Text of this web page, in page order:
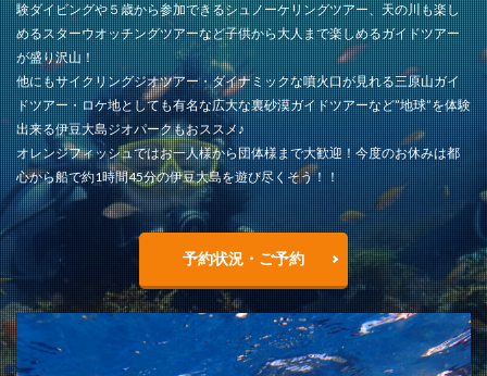
験ダイビングや５歳から参加できるシュノーケリングツアー、天の川も楽し
めるスターウオッチングツアーなど子供から大人まで楽しめるガイドツアー
が盛り沢山！
他にもサイクリングジオツアー・ダイナミックな噴火口が見れる三原山ガイ
ドツアー・ロケ地としても有名な広大な裏砂漠ガイドツアーなど”地球”を体験
出来る伊豆大島ジオパークもおススメ♪
オレンジフィッシュではお一人様から団体様まで大歓迎！今度のお休みは都
心から船で約1時間45分の伊豆大島を遊び尽くそう！！
予約状況・ご予約